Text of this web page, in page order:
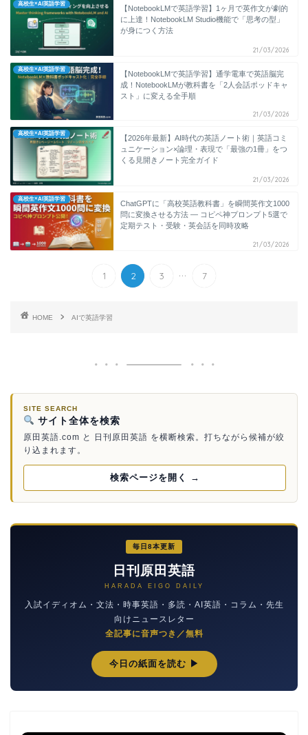
高校生×AI英語学習
【NotebookLMで英語学習】1ヶ月で英作文が劇的
に上達！NotebookLM Studio機能で「思考の型」
が身につく方法
21/03/2026
高校生×AI英語学習
【NotebookLMで英語学習】通学電車で英語脳完
成！NotebookLMが教科書を「2人会話ポッドキャ
スト」に変える全手順
21/03/2026
高校生×AI英語学習
【2026年最新】AI時代の英語ノート術｜英語コミ
ュニケーション×論理・表現で「最強の1冊」をつ
くる見開きノート完全ガイド
21/03/2026
高校生×AI英語学習
ChatGPTに「高校英語教科書」を瞬間英作文1000
問に変換させる方法 ― コピペ神プロンプト5選で
定期テスト・受験・英会話を同時攻略
21/03/2026
1 2 3 ... 7
HOME AIで英語学習
SITE SEARCH
サイト全体を検索
原田英語.com と 日刊原田英語 を横断検索。打ちながら候補が絞
り込まれます。
検索ページを開く →
毎日8本更新
日刊原田英語
HARADA EIGO DAILY
入試イディオム・文法・時事英語・多読・AI英語・コラム・先生
向けニュースレター
全記事に音声つき／無料
今日の紙面を読む ▶